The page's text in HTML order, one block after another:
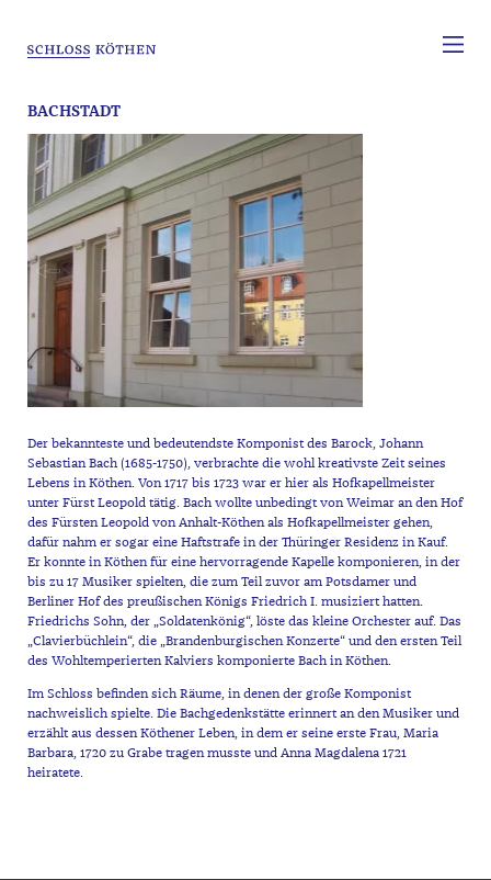
BACHSTADT
Der bekannteste und bedeutendste Komponist des Barock, Johann
Sebastian Bach (1685-1750), verbrachte die wohl kreativste Zeit seines
Lebens in Köthen. Von 1717 bis 1723 war er hier als Hofkapellmeister
unter Fürst Leopold tätig. Bach wollte unbedingt von Weimar an den Hof
des Fürsten Leopold von Anhalt-Köthen als Hofkapellmeister gehen,
dafür nahm er sogar eine Haftstrafe in der Thüringer Residenz in Kauf.
Er konnte in Köthen für eine hervorragende Kapelle komponieren, in der
bis zu 17 Musiker spielten, die zum Teil zuvor am Potsdamer und
Berliner Hof des preußischen Königs Friedrich I. musiziert hatten.
Friedrichs Sohn, der „Soldatenkönig“, löste das kleine Orchester auf. Das
„Clavierbüchlein“, die „Brandenburgischen Konzerte“ und den ersten Teil
des Wohltemperierten Kalviers komponierte Bach in Köthen.
Im Schloss befinden sich Räume, in denen der große Komponist
nachweislich spielte. Die Bachgedenkstätte erinnert an den Musiker und
erzählt aus dessen Köthener Leben, in dem er seine erste Frau, Maria
Barbara, 1720 zu Grabe tragen musste und Anna Magdalena 1721
heiratete.